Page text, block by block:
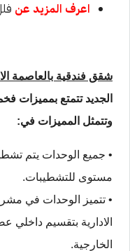
اعرف المزيد عن
شقق فندقية بالعاصمة
الجديد تتمتع بمميزات
وتتمثل المميزات في:
• جميع الوحدات يتم
مستوى للتشطيبات.
• تتميز الوحدات في
الادارية بتقسيم
الخارجية.